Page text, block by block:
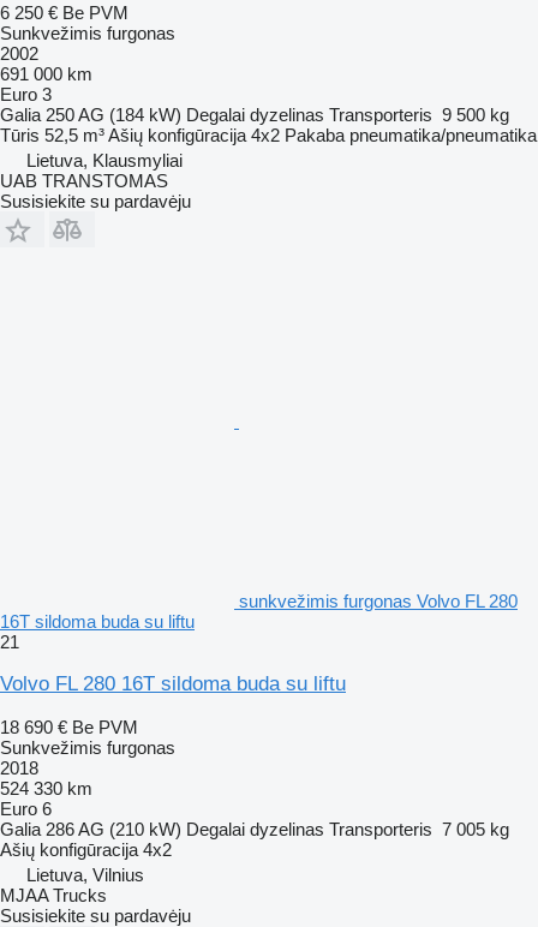
6 250 € Be PVM
Sunkvežimis furgonas
2002
691 000 km
Euro 3
Galia 250 AG (184 kW) Degalai dyzelinas Transporteris 9 500 kg
Tūris 52,5 m³Ašių konfigūracija 4x2 Pakaba pneumatika/pneumatika
Lietuva, Klausmyliai
UAB TRANSTOMAS
Susisiekite su pardavėju
sunkvežimis furgonas Volvo FL 280
16T sildoma buda su liftu
21
Volvo FL 280 16T sildoma buda su liftu
18 690 € Be PVM
Sunkvežimis furgonas
2018
524 330 km
Euro 6
Galia 286 AG (210 kW) Degalai dyzelinas Transporteris 7 005 kg
Ašių konfigūracija 4x2
Lietuva, Vilnius
MJAA Trucks
Susisiekite su pardavėju